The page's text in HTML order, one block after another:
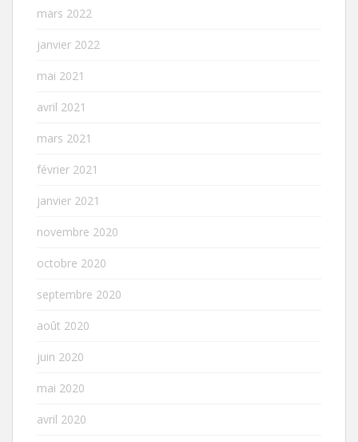
mars 2022
janvier 2022
mai 2021
avril 2021
mars 2021
février 2021
janvier 2021
novembre 2020
octobre 2020
septembre 2020
août 2020
juin 2020
mai 2020
avril 2020